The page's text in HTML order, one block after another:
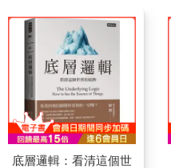
底層邏輯：看清這個世